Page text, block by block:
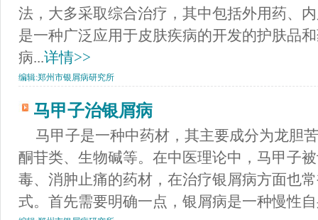
法，大多采取综合治疗，其中包括外用药、
是一种广泛应用于皮肤疾病的开发的护肤品
病...详情>>
编辑:郑州市银屑病研究所
马甲子治银屑病
马甲子是一种中药材，其主要成分为龙胆
酮苷类、生物碱等。在中医理论中，马甲子
毒、消肿止痛的药材，在治疗银屑病方面也
式。首先需要明确一点，银屑病是一种慢性